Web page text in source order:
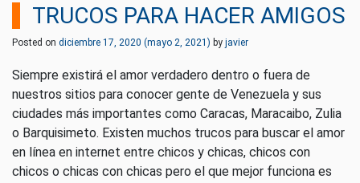
TRUCOS PARA HACER AMIGOS
Posted on diciembre 17, 2020 (mayo 2, 2021) by javier
Siempre existirá el amor verdadero dentro o fuera de
nuestros sitios para conocer gente de Venezuela y sus
ciudades más importantes como Caracas, Maracaibo, Zulia
o Barquisimeto. Existen muchos trucos para buscar el amor
en línea en internet entre chicos y chicas, chicos con
chicos o chicas con chicas pero el que mejor funciona es